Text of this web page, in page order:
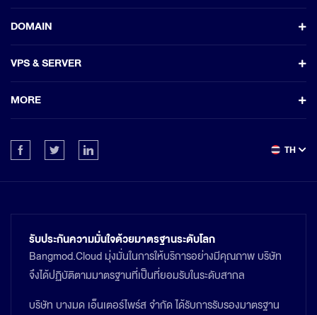
DOMAIN
VPS & SERVER
MORE
TH
รับประกันความมั่นใจด้วยมาตรฐานระดับโลก
Bangmod.Cloud มุ่งมั่นในการให้บริการอย่างมีคุณภาพ บริษัท
จึงได้ปฏิบัติตามมาตรฐานที่เป็นที่ยอมรับในระดับสากล
บริษัท บางมด เอ็นเตอร์ไพร์ส จำกัด ได้รับการรับรองมาตรฐาน